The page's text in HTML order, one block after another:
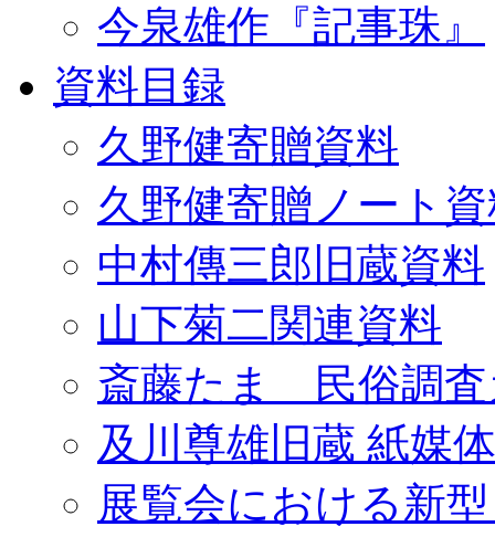
今泉雄作『記事珠』
資料目録
久野健寄贈資料
久野健寄贈ノート
中村傳三郎旧蔵資料
山下菊二関連資料
斎藤たま 民俗調査
及川尊雄旧蔵 紙媒
展覧会における新